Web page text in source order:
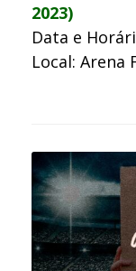
2023)
Data e
Local: Arena